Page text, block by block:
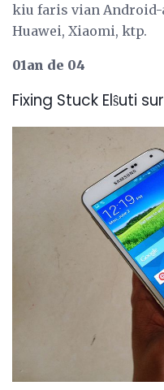
kiu faris vian Android-
Huawei, Xiaomi, ktp.
01an de 04
Fixing Stuck Elŝuti